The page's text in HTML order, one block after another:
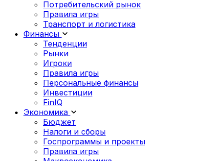
Потребительский рынок
Правила игры
Транспорт и логистика
Финансы
Тенденции
Рынки
Игроки
Правила игры
Персональные финансы
Инвестиции
FinIQ
Экономика
Бюджет
Налоги и сборы
Госпрограммы и проекты
Правила игры